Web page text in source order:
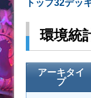
トップ32デッ
環境統
アーキタイ
プ